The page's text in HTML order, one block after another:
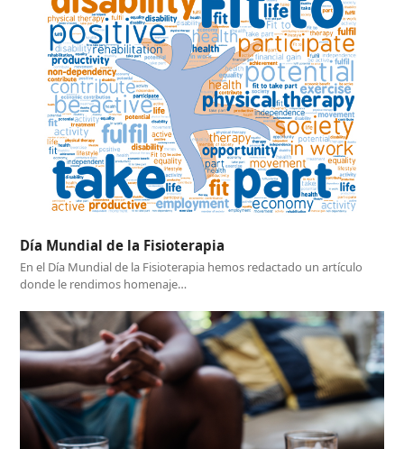
Día Mundial de la Fisioterapia
En el Día Mundial de la Fisioterapia hemos redactado un artículo
donde le rendimos homenaje…